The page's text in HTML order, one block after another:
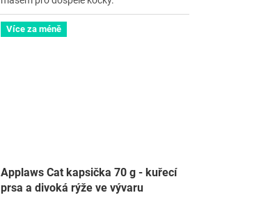
Více za méně
Applaws Cat kapsička 70 g - kuřecí
prsa a divoká rýže ve vývaru